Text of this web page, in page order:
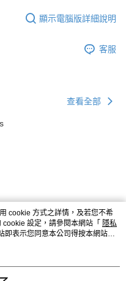
顯示電腦版詳細說明
客服
查看全部
cookie 方式之詳情，及若您不希
設定，請參閱本網站「 隱私
即表示您同意本公司得按本網站使